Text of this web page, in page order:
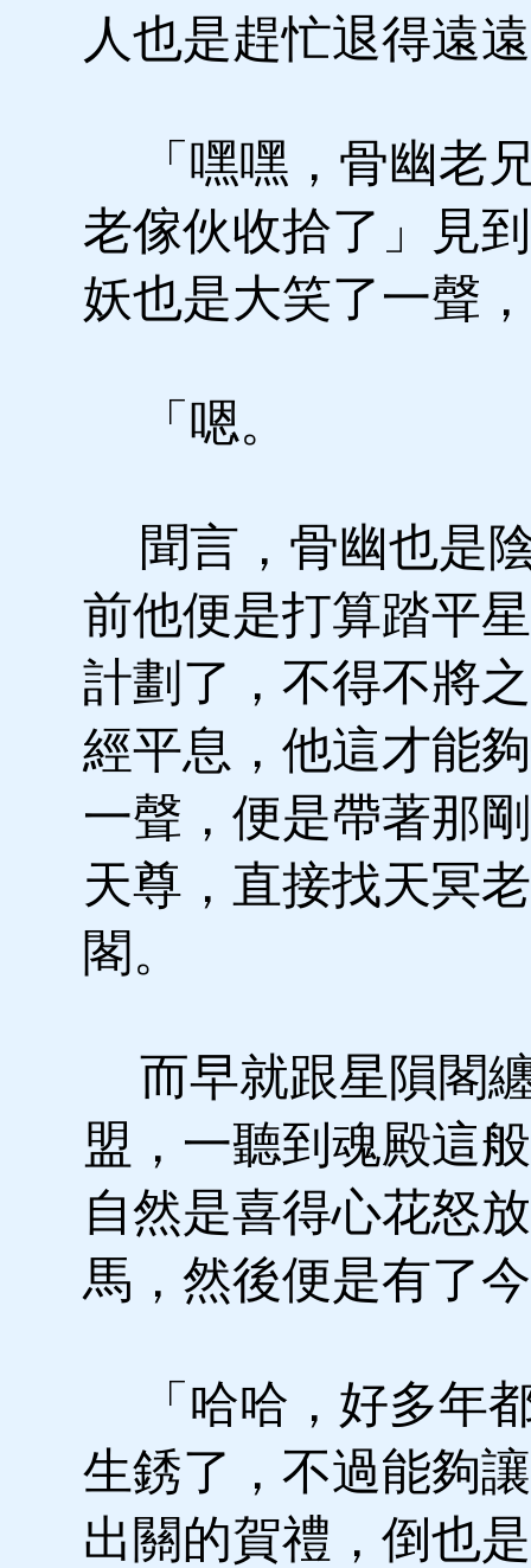
人也是趕忙退得遠
「嘿嘿，骨幽老
老傢伙收拾了」見
妖也是大笑了一聲
「嗯。
聞言，骨幽也是
前他便是打算踏平
計劃了，不得不將
經平息，他這才能
一聲，便是帶著那
天尊，直接找天冥
閣。
而早就跟星隕閣
盟，一聽到魂殿這
自然是喜得心花怒
馬，然後便是有了
「哈哈，好多年
生銹了，不過能夠
出關的賀禮，倒也